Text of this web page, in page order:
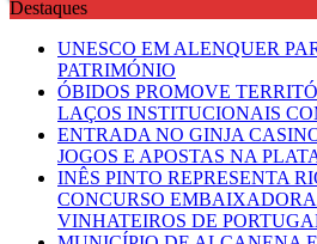
Destaques
UNESCO EM ALENQUER
PATRIMÓNIO
ÓBIDOS PROMOVE
LAÇOS INSTITUCIONAIS
ENTRADA NO GINJA
JOGOS E APOSTAS NA
INÊS PINTO REPRESENTA
CONCURSO
VINHATEIROS DE